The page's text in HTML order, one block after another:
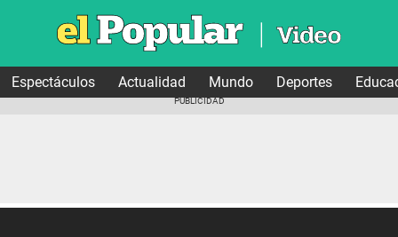
Espectáculos Actualidad Mundo Deportes